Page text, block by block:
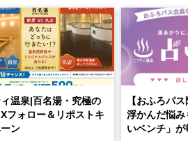
温泉|百名湯・究極の
フォロー＆リポストキ
ン
【おふろパ
浮かんだ悩み
いベンチ」